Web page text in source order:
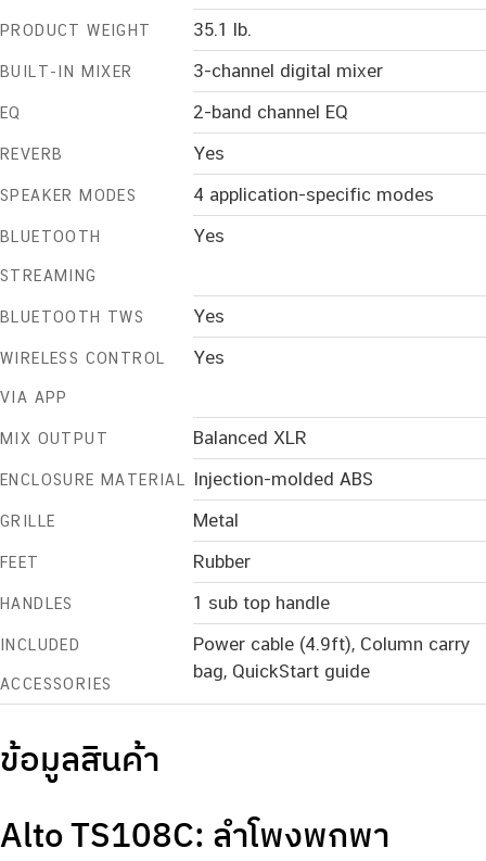
PRODUCT WEIGHT 35.1 lb.
BUILT-IN MIXER 3-channel digital mixer
EQ 2-band channel EQ
REVERB Yes
SPEAKER MODES 4 application-specific modes
BLUETOOTH
STREAMING
Yes
BLUETOOTH TWS Yes
WIRELESS CONTROL
VIA APP
Yes
MIX OUTPUT Balanced XLR
ENCLOSURE MATERIAL Injection-molded ABS
GRILLE Metal
FEET Rubber
HANDLES 1 sub top handle
INCLUDED
ACCESSORIES
Power cable (4.9ft), Column carry
bag, QuickStart guide
ข้อมูลสินค้า
Alto TS108C: ลำโพงพกพา